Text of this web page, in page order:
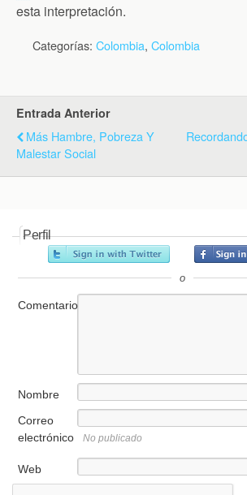
esta interpretación.
Categorías: Colombia, Colombia
Entrada Anterior
Más Hambre, Pobreza Y
Malestar Social
Perfil
o
Comentario
Nombre
Correo
electrónico
No publicado
Web